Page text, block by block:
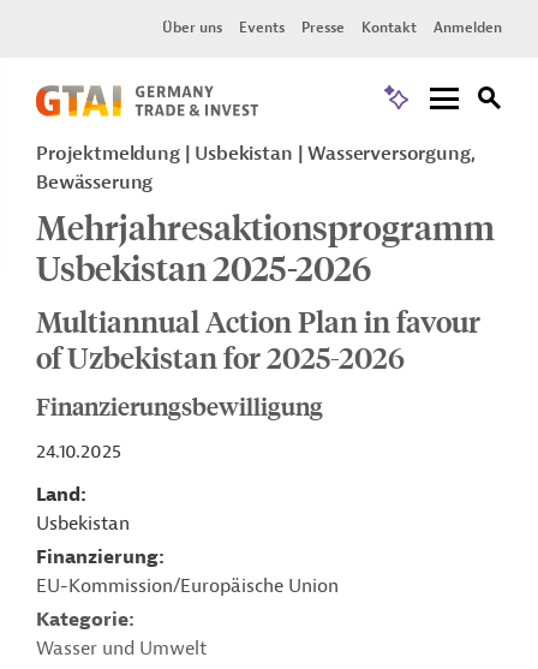
Über uns Events Presse Kontakt Anmelden
Projektmeldung Usbekistan
Wasserversorgung,
Bewässerung
Mehrjahresaktionsprogramm
Usbekistan 2025-2026
Multiannual Action Plan in favour
of Uzbekistan for 2025-2026
Finanzierungsbewilligung
24.10.2025
Land
Usbekistan
Finanzierung
EU-Kommission/Europäische Union
Kategorie
Wasser und Umwelt